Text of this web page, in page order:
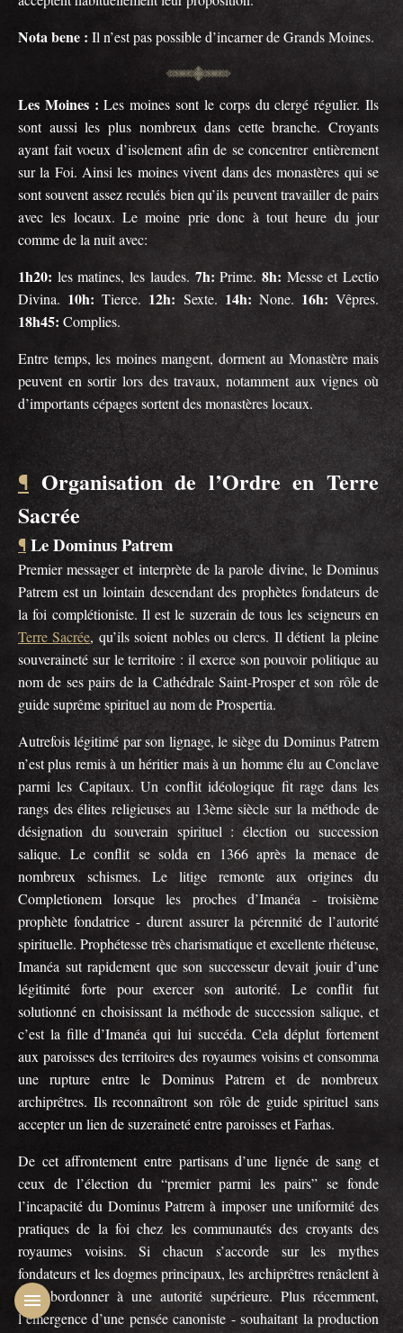
Nota bene : Il n’est pas possible d’incarner de Grands Moines.
Les Moines : Les moines sont le corps du clergé régulier. Ils
sont aussi les plus nombreux dans cette branche. Croyants
ayant fait voeux d’isolement afin de se concentrer entièrement
sur la Foi. Ainsi les moines vivent dans des monastères qui se
sont souvent assez reculés bien qu’ils peuvent travailler de pairs
avec les locaux. Le moine prie donc à tout heure du jour
comme de la nuit avec:
1h20: les matines, les laudes. 7h: Prime. 8h: Messe et Lectio
Divina. 10h: Tierce. 12h: Sexte. 14h: None. 16h: Vêpres.
18h45: Complies.
Entre temps, les moines mangent, dorment au Monastère mais
peuvent en sortir lors des travaux, notamment aux vignes où
d’importants cépages sortent des monastères locaux.
¶ Organisation de l’Ordre en Terre
Sacrée
¶ Le Dominus Patrem
Premier messager et interprète de la parole divine, le Dominus
Patrem est un lointain descendant des prophètes fondateurs de
la foi complétioniste. Il est le suzerain de tous les seigneurs en
Terre Sacrée, qu’ils soient nobles ou clercs. Il détient la pleine
souveraineté sur le territoire : il exerce son pouvoir politique au
nom de ses pairs de la Cathédrale Saint-Prosper et son rôle de
guide suprême spirituel au nom de Prospertia.
Autrefois légitimé par son lignage, le siège du Dominus Patrem
n’est plus remis à un héritier mais à un homme élu au Conclave
parmi les Capitaux. Un conflit idéologique fit rage dans les
rangs des élites religieuses au 13ème siècle sur la méthode de
désignation du souverain spirituel : élection ou succession
salique. Le conflit se solda en 1366 après la menace de
nombreux schismes. Le litige remonte aux origines du
Completionem lorsque les proches d’Imanéa - troisième
prophète fondatrice - durent assurer la pérennité de l’autorité
spirituelle. Prophétesse très charismatique et excellente rhéteuse,
Imanéa sut rapidement que son successeur devait jouir d’une
légitimité forte pour exercer son autorité. Le conflit fut
solutionné en choisissant la méthode de succession salique, et
c’est la fille d’Imanéa qui lui succéda. Cela déplut fortement
aux paroisses des territoires des royaumes voisins et consomma
une rupture entre le Dominus Patrem et de nombreux
archiprêtres. Ils reconnaîtront son rôle de guide spirituel sans
accepter un lien de suzeraineté entre paroisses et Farhas.
De cet affrontement entre partisans d’une lignée de sang et
ceux de l’élection du “premier parmi les pairs” se fonde
l’incapacité du Dominus Patrem à imposer une uniformité des
pratiques de la foi chez les communautés des croyants des
royaumes voisins. Si chacun s’accorde sur les mythes
fondateurs et les dogmes principaux, les archiprêtres renâclent à
se subordonner à une autorité supérieure. Plus récemment,
l’émergence d’une pensée canoniste - souhaitant la production